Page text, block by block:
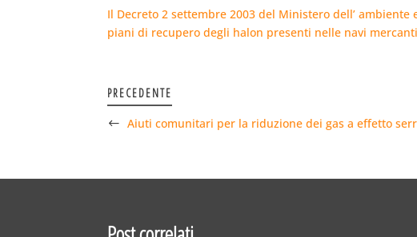
Il Decreto 2 settembre 2003 del Ministero dell’
piani di recupero degli halon presenti nelle navi
PRECEDENTE
Aiuti comunitari per la riduzione dei gas a effetto